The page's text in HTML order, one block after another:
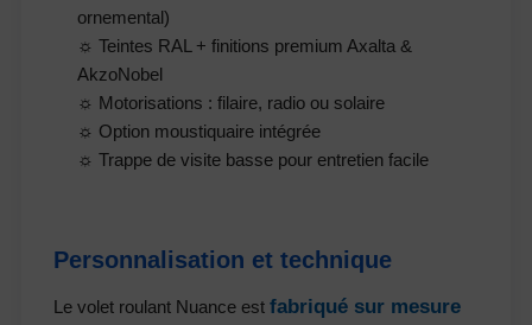
ornemental)
☼ Teintes RAL + finitions premium Axalta &
AkzoNobel
☼ Motorisations : filaire, radio ou solaire
☼ Option moustiquaire intégrée
☼ Trappe de visite basse pour entretien facile
Personnalisation et technique
Le volet roulant Nuance estfabriqué sur mesure